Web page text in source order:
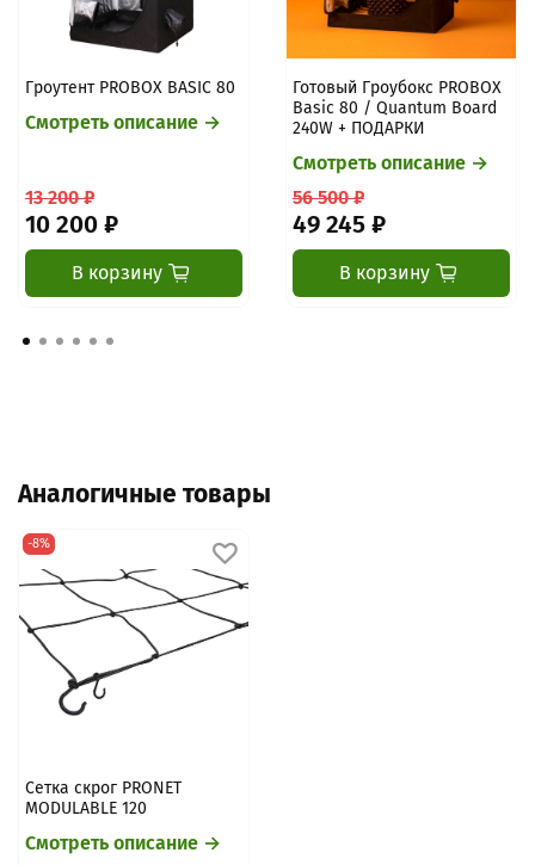
Гроутент PROBOX BASIC 80
Смотреть описание →
13 200 ₽
10 200 ₽
В корзину
Готовый Гроубокс PROBOX
Basic 80 / Quantum Board
240W + ПОДАРКИ
Смотреть описание →
56 500 ₽
49 245 ₽
В корзину
Аналогичные товары
-8%
Сетка скрог PRONET
MODULABLE 120
Смотреть описание →